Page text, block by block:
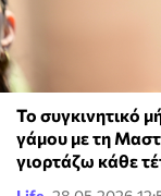
Το συγκινητικό
γάμου με τη
γιορτάζω κάθε